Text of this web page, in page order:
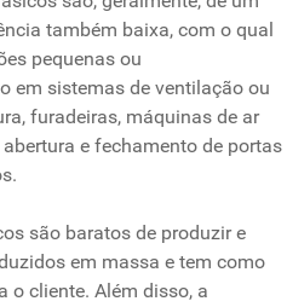
também baixa, com o qual
pequenas ou
em sistemas de ventilação ou
furadeiras, máquinas de ar
e fechamento de portas
são baratos de produzir e
em massa e tem como
o cliente. Além disso, a